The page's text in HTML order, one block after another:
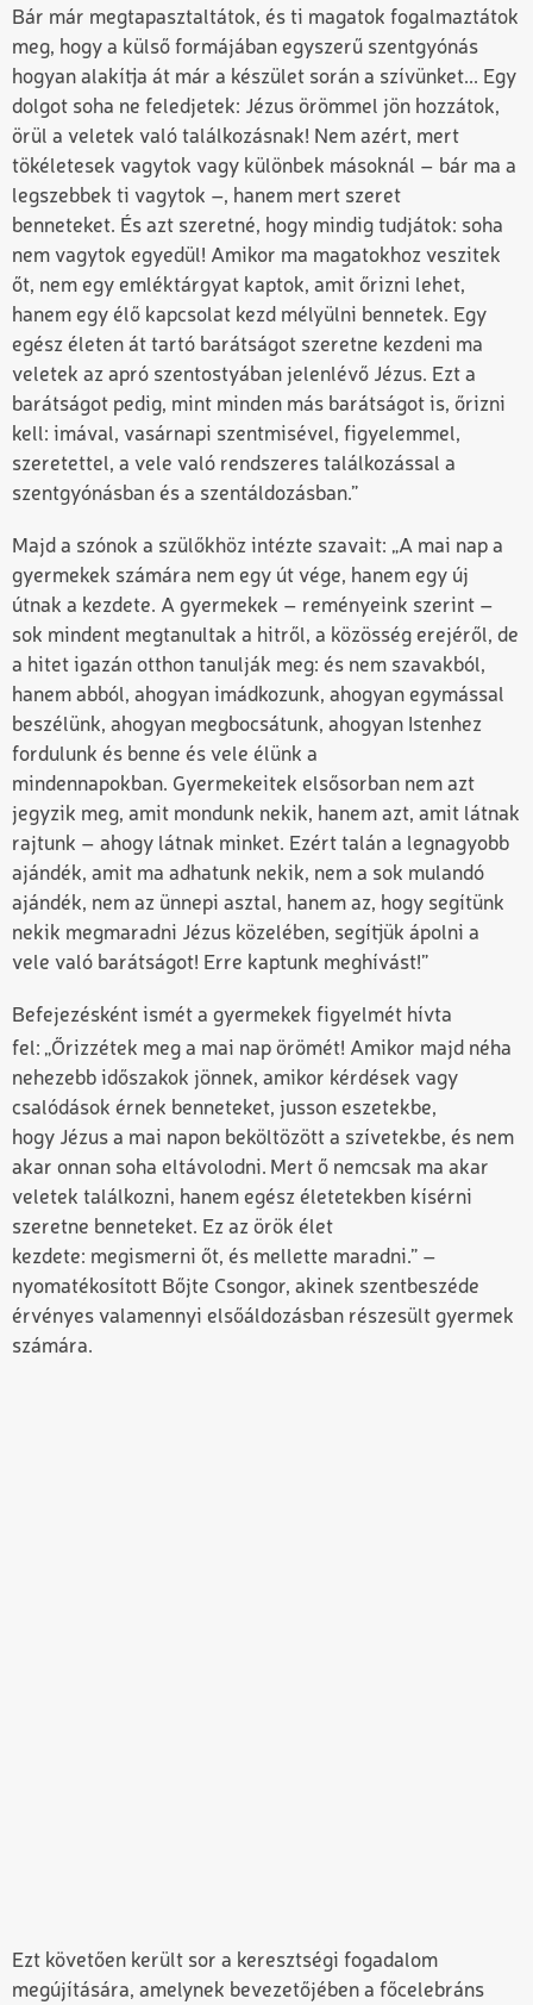
Bár már megtapasztaltátok, és ti magatok fogalmaztátok
meg, hogy a külső formájában egyszerű szentgyónás
hogyan alakítja át már a készület során a szívünket... Egy
dolgot soha ne feledjetek: Jézus örömmel jön hozzátok,
örül a veletek való találkozásnak! Nem azért, mert
tökéletesek vagytok vagy különbek másoknál – bár ma a
legszebbek ti vagytok –, hanem mert szeret
benneteket. És azt szeretné, hogy mindig tudjátok: soha
nem vagytok egyedül! Amikor ma magatokhoz veszitek
őt, nem egy emléktárgyat kaptok, amit őrizni lehet,
hanem egy élő kapcsolat kezd mélyülni bennetek. Egy
egész életen át tartó barátságot szeretne kezdeni ma
veletek az apró szentostyában jelenlévő Jézus. Ezt a
barátságot pedig, mint minden más barátságot is, őrizni
kell: imával, vasárnapi szentmisével, figyelemmel,
szeretettel, a vele való rendszeres találkozással a
szentgyónásban és a szentáldozásban.”
Majd a szónok a szülőkhöz intézte szavait: „A mai nap a
gyermekek számára nem egy út vége, hanem egy új
útnak a kezdete. A gyermekek – reményeink szerint –
sok mindent megtanultak a hitről, a közösség erejéről, de
a hitet igazán otthon tanulják meg: és nem szavakból,
hanem abból, ahogyan imádkozunk, ahogyan egymással
beszélünk, ahogyan megbocsátunk, ahogyan stenhez
fordulunk és benne és vele élünk a
mindennapokban. Gyermekeitek elsősorban nem azt
jegyzik meg, amit mondunk nekik, hanem azt, amit látnak
rajtunk – ahogy látnak minket. Ezért talán a legnagyobb
ajándék, amit ma adhatunk nekik, nem a sok mulandó
ajándék, nem az ünnepi asztal, hanem az, hogy segítünk
nekik megmaradni Jézus közelében, segítjük ápolni a
vele való barátságot! Erre kaptunk meghívást!”
Befejezésként ismét a gyermekek figyelmét hívta
fel: „Őrizzétek meg a mai nap örömét! Amikor majd néha
nehezebb időszakok jönnek, amikor kérdések vagy
csalódások érnek benneteket, jusson eszetekbe,
hogy Jézus a mai napon beköltözött a szívetekbe, és nem
akar onnan soha eltávolodni. Mert ő nemcsak ma akar
veletek találkozni, hanem egész életetekben kísérni
szeretne benneteket. Ez az örök élet
kezdete: megismerni őt, és mellette maradni.” –
nyomatékosított Bőjte Csongor, akinek szentbeszéde
érvényes valamennyi elsőáldozásban részesült gyermek
számára.
Ezt követően került sor a keresztségi fogadalom
megújítására, amelynek bevezetőjében a főcelebráns